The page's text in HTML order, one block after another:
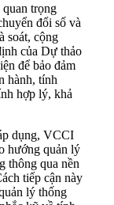
trọng
đổi số và
soát, cộng
của Dự thảo
để bảo đảm
hành, tính
hợp lý, khả
dụng, VCCI
hướng quản lý
thông qua nền
tiếp cận này
lý thống